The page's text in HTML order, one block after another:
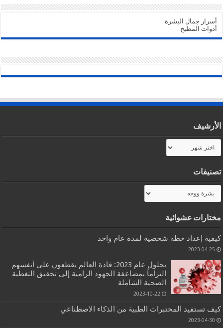
أسرار جمال البشرة
أدوات المطبخ
الأرشيف
الأرشيف
تصنيفات
تصنيفات
مختارات عشوائية
كيفية إعداد خطة شخصية لمدة عام واحد
2023-04-25
بحلول عام 2023: قادة العالم يقطعون على أنفسهم
التزاماً بمضاعفة الجهود الرامية إلى تحقيق التغطية
الصحية الشاملة
2023-10-22
كيف تستفيد المختبرات الطبية من الذكاء الاصطناعي
2023-04-30